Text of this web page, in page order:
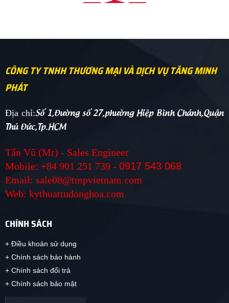
CÔNG TY TNHH THƯƠNG MẠI VÀ DỊCH VỤ TĂNG MINH
PHÁT
Địa chỉ:Số 1,Đường số 27,phường Hiệp Bình Chánh,Quận
Thủ Đức,Tp.HCM
Tấn Vũ (Mr) - Sales Engineer
Mobile: +84 901 251 739 - 0917 543 068
Email: sale08@tmpvietnam.com
Web: kythuattudonghoa.com
CHÍNH SÁCH
+ Điều khoản sử dụng
+ Chính sách bảo hành
+ Chính sách đổi trả
+ Chính sách bảo mật